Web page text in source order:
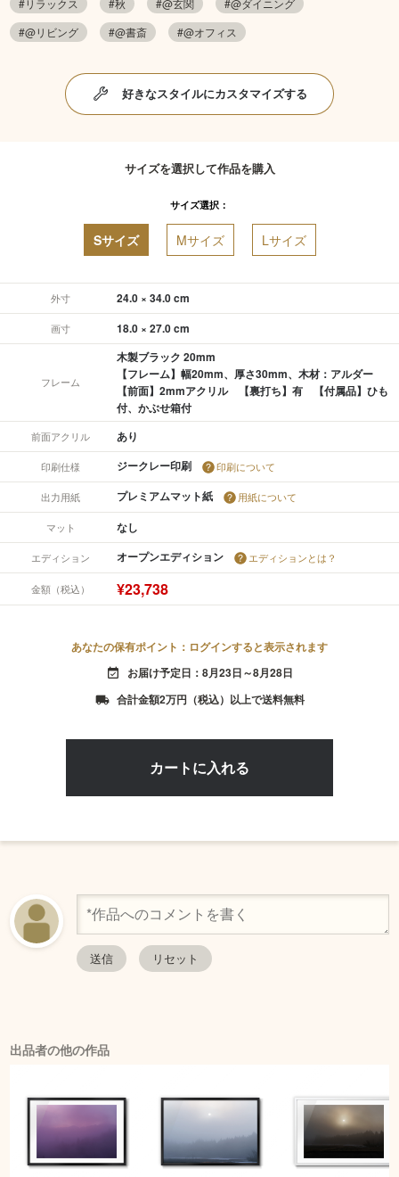
#@リビング
#@書斎 #@オフィス
好きなスタイルにカスタマイズする
サイズを選択して作品を購入
サイズ選択：
Sサイズ Mサイズ Lサイズ
外寸 24.0 × 34.0 cm
画寸 18.0 × 27.0 cm
フレーム
木製ブラック 20mm
【フレーム】幅20mm、厚さ30mm、木材：アルダー
【前面】2mmアクリル 【裏打ち】有 【付属品】ひも
付、かぶせ箱付
前面アクリル あり
印刷仕様 ジークレー印刷 印刷について
出力用紙 プレミアムマット紙 用紙について
マット なし
エディション オープンエディション エディションとは？
金額（税込） ¥23,738
あなたの保有ポイント：ログインすると表示されます
event_available お届け予定日：8月23日～8月28日
local_shipping 合計金額2万円（税込）以上で送料無料
出品者の他の作品